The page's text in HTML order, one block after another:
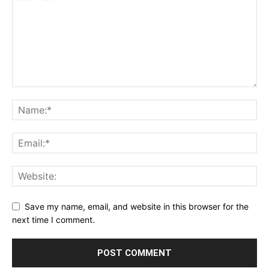
Save my name, email, and website in this browser for the
next time I comment.